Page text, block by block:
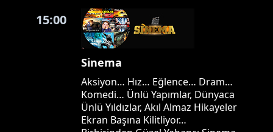
15:00
Sinema
Aksiyon… Hız… Eğlence… Dram…
Komedi… Ünlü Yapımlar, Dünyaca
Ünlü Yıldızlar, Akıl Almaz Hikayeler
Ekran Başına Kilitliyor…